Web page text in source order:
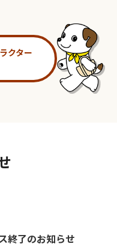
クター
終了のお知らせ